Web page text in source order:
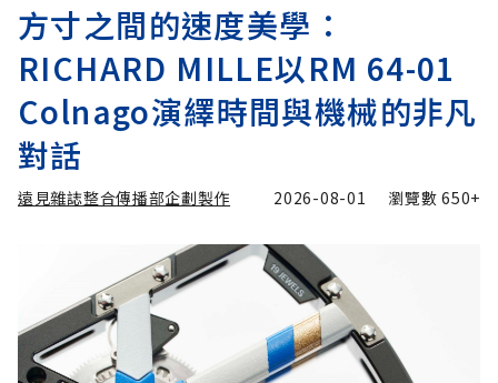
方寸之間的速度美學：
RICHARD MILLE以RM 64-01
Colnago演繹時間與機械的非凡
對話
遠見雜誌整合傳播部企劃製作 2026-08-01 瀏覽數650+